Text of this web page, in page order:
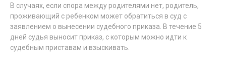
В случаях, если спора между родителями нет, родитель,
проживающий с ребенком может обратиться в суд с
заявлением о вынесении судебного приказа. В течение 5
дней судья выносит приказ, с которым можно идти к
судебным приставам и взыскивать.